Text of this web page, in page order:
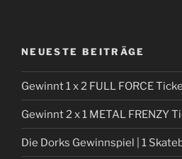
NEUESTE BEITRÄGE
Gewinnt 1 x 2 FULL FORCE
Gewinnt 2 x 1 METAL FRENZY
Die Dorks Gewinnspiel | 1